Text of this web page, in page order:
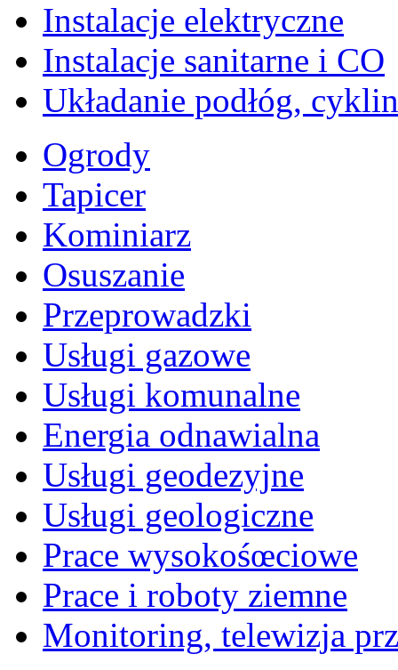
Instalacje elektryczne
Instalacje sanitarne i CO
Układanie podłóg,
Ogrody
Tapicer
Kominiarz
Osuszanie
Przeprowadzki
Usługi gazowe
Usługi komunalne
Energia odnawialna
Usługi geodezyjne
Usługi geologiczne
Prace wysokośœciowe
Prace i roboty ziemne
Monitoring, telewizja